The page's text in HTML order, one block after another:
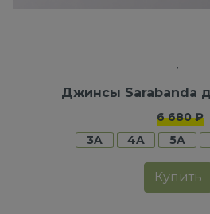
Джинсы Sarabanda
6 680 ₽
3A
4A 5A
Купить